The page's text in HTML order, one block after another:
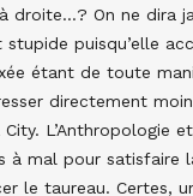
droite…? On ne dira
puisqu’elle
étant de toute
directement
L’Anthropologie
à mal pour satisfaire
le taureau. Certes,